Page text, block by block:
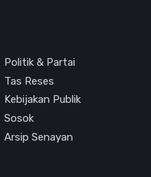
Politik & Partai
Tas Reses
Kebijakan Publik
Sosok
Arsip Senayan